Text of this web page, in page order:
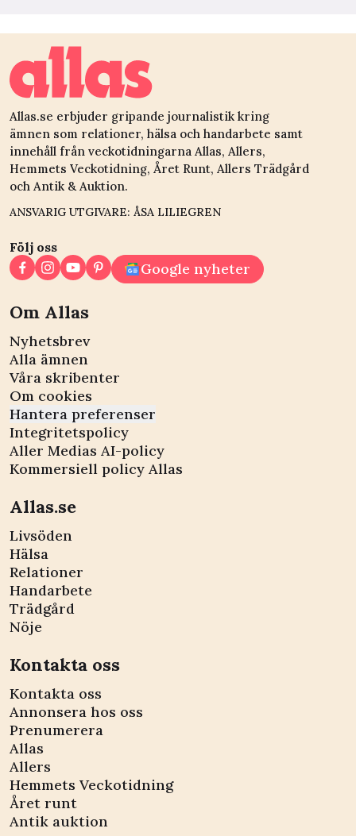
Allas.se erbjuder gripande journalistik kring
ämnen som relationer, hälsa och handarbete samt
innehåll från veckotidningarna Allas, Allers,
Hemmets Veckotidning, Året Runt, Allers Trädgård
och Antik & Auktion.
ANSVARIG UTGIVARE: ÅSA LILIEGREN
Följ oss
Google nyheter
Om Allas
Nyhetsbrev
Alla ämnen
Våra skribenter
Om cookies
Hantera preferenser
Integritetspolicy
Aller Medias AI-policy
Kommersiell policy Allas
Allas.se
Livsöden
Hälsa
Relationer
Handarbete
Trädgård
Nöje
Kontakta oss
Kontakta oss
Annonsera hos oss
Prenumerera
Allas
Allers
Hemmets Veckotidning
Året runt
Antik auktion